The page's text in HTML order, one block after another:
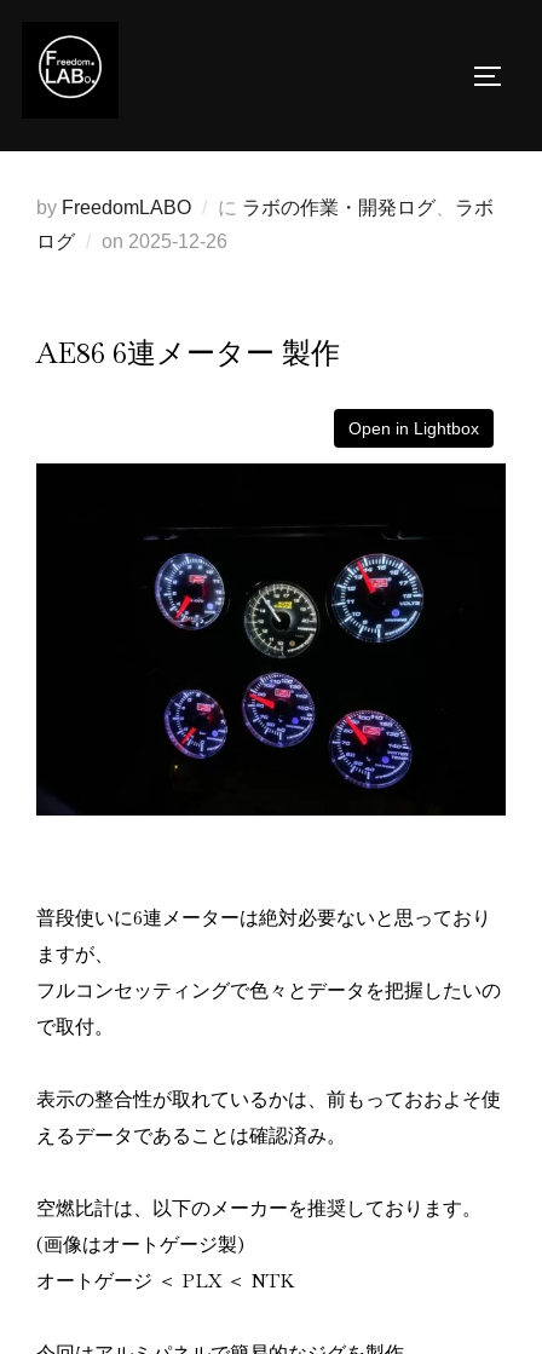
ツ
by FreedomLABO に ラボの作業・開発ログ
ラボ
ログ
on 投
2025-12-26
AE86 6連メーター 製作
Open in Lightbox
普段使いに6連メーターは絶対必要ないと思っており
ますが、
フルコンセッティングで色々とデータを把握したいの
で取付。
表示の整合性が取れているかは、前もっておおよそ使
えるデータであることは確認済み。
空燃比計は、以下のメーカーを推奨しております。
(画像はオートゲージ製)
オートゲージ ＜ PLX ＜ NTK